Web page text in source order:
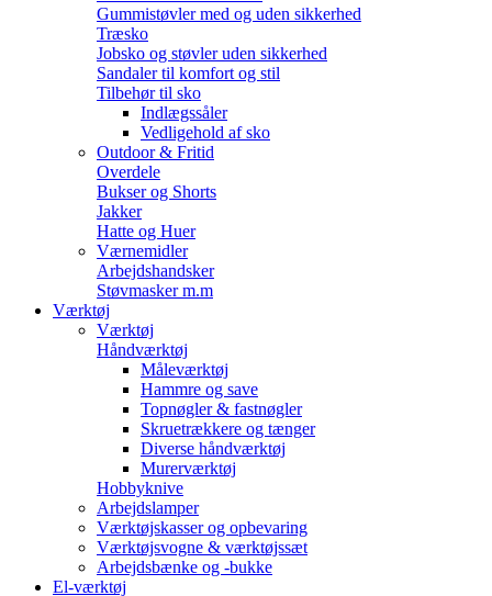
Gummistøvler med og uden sikkerhed
Træsko
Jobsko og støvler uden sikkerhed
Sandaler til komfort og stil
Tilbehør til sko
Indlægssåler
Vedligehold af sko
Outdoor & Fritid
Overdele
Bukser og Shorts
Jakker
Hatte og Huer
Værnemidler
Arbejdshandsker
Støvmasker m.m
Værktøj
Værktøj
Håndværktøj
Måleværktøj
Hammre og save
Topnøgler & fastnøgler
Skruetrækkere og tænger
Diverse håndværktøj
Murerværktøj
Hobbyknive
Arbejdslamper
Værktøjskasser og opbevaring
Værktøjsvogne & værktøjssæt
Arbejdsbænke og -bukke
El-værktøj